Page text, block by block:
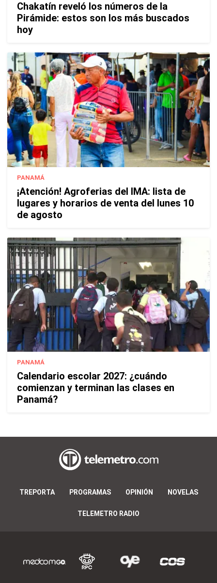
Chakatín reveló los números de la
Pirámide: estos son los más buscados
hoy
PANAMÁ
¡Atención! Agroferias del IMA: lista de
lugares y horarios de venta del lunes 10
de agosto
PANAMÁ
Calendario escolar 2027: ¿cuándo
comienzan y terminan las clases en
Panamá?
TREPORTA PROGRAMAS OPINIÓN NOVELAS
TELEMETRO RADIO